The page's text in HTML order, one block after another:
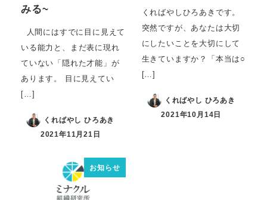
みる~
人間にはすでに目に見えて
いる能力と、まだ表に現れ
ていない「隠れた才能」が
あります。 目に見えてい
[…]
くればやし ひろあき
2021年11月21日
くればやしひろあきです。
突然ですが、あなたは大切
にしたいことを大切にして
生きていますか？「本当は○
[…]
くればやし ひろあき
2021年10月14日
お知らせ